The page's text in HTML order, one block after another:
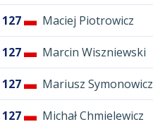
127 Maciej Piotrowicz
127 Marcin Wiszniewski
127 Mariusz Symonowicz
127 Michał Chmielewicz